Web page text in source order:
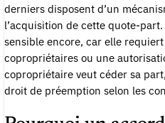
derniers disposent d’un
l’acquisition de cette quote-part.
sensible encore, car elle
copropriétaires ou une
copropriétaire veut céder sa
droit de préemption selon les